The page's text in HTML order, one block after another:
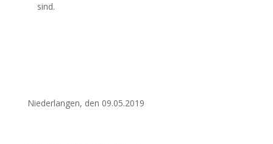
sind.
Niederlangen, den 09.05.2019